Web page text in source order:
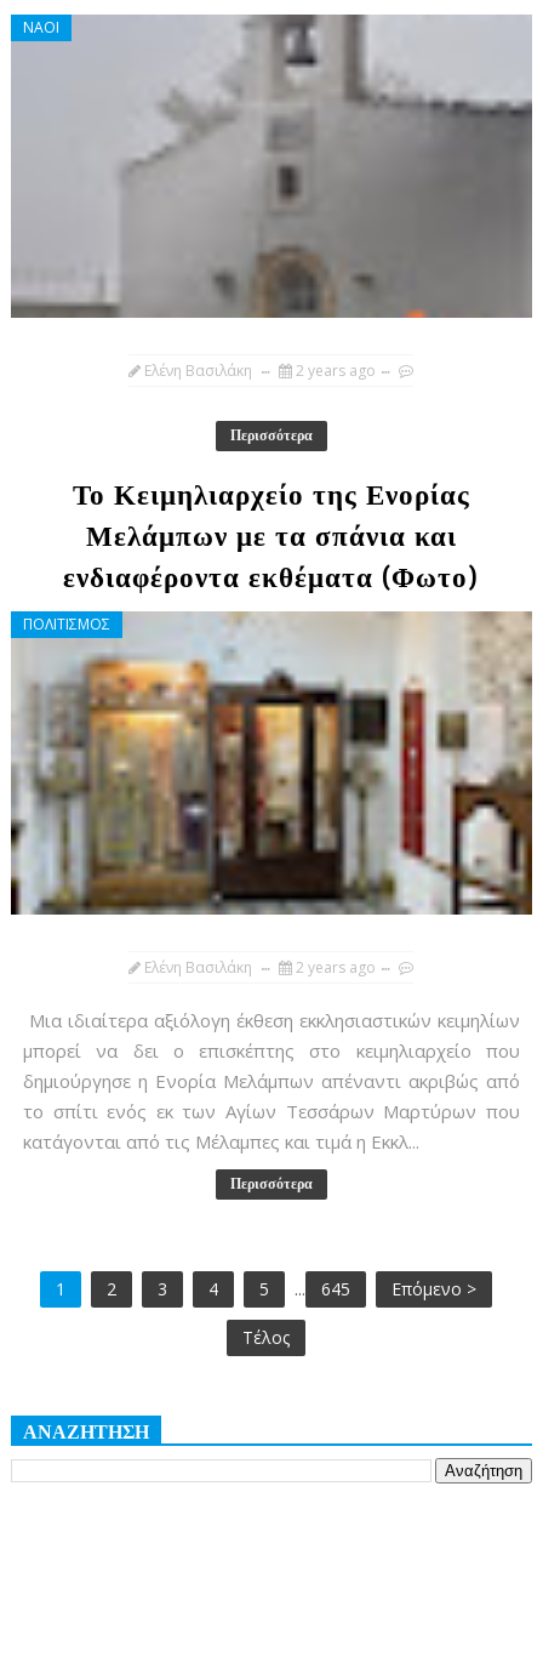
ΝΑΟΙ
Ελένη Βασιλάκη 2 years ago
Περισσότερα
Το Κειμηλιαρχείο της Ενορίας
Μελάμπων με τα σπάνια και
ενδιαφέροντα εκθέματα (Φωτο)
ΠΟΛΙΤΙΣΜΟΣ
Ελένη Βασιλάκη 2 years ago
Μια ιδιαίτερα αξιόλογη έκθεση εκκλησιαστικών κειμηλίων
μπορεί να δει ο επισκέπτης στο κειμηλιαρχείο που
δημιούργησε η Ενορία Μελάμπων απέναντι ακριβώς από
το σπίτι ενός εκ των Αγίων Τεσσάρων Μαρτύρων που
κατάγονται από τις Μέλαμπες και τιμά η Εκκλ...
Περισσότερα
1 2 3 4 5 ... 645 Επόμενο >
Τέλος
ΑΝΑΖΗΤΗΣΗ